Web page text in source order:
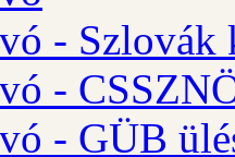
- Szlovák
-
- GÜB